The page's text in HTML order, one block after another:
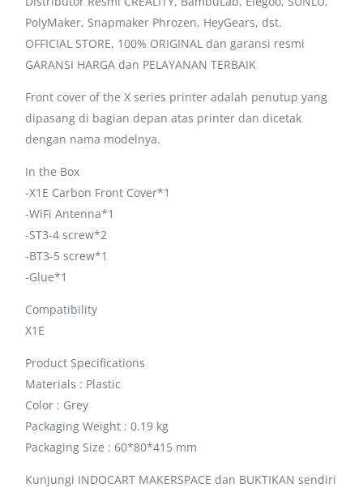
PolyMaker, Snapmaker Phrozen, HeyGears, dst.
OFFICIAL STORE, 100% ORIGINAL dan garansi resmi
GARANSI HARGA dan PELAYANAN TERBAIK
Front cover of the X series printer adalah penutup yang
dipasang di bagian depan atas printer dan dicetak
dengan nama modelnya.
In the Box
-X1E Carbon Front Cover*1
-WiFi Antenna*1
-ST3-4 screw*2
-BT3-5 screw*1
-Glue*1
Compatibility
X1E
Product Specifications
Materials : Plastic
Color : Grey
Packaging Weight : 0.19 kg
Packaging Size : 60*80*415 mm
Kunjungi INDOCART MAKERSPACE dan BUKTIKAN sendiri